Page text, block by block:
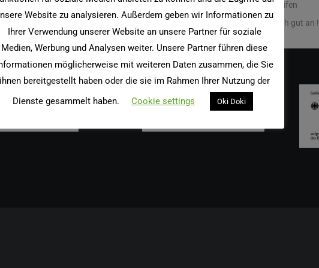
Fette Reifen
Fühlt sich gut an !
Website zu analysieren. Außerdem geben wir Informationen zu
Ihrer Verwendung unserer Website an unsere Partner für soziale
Medien, Werbung und Analysen weiter. Unsere Partner führen diese
möglicherweise mit weiteren Daten zusammen, die Sie
ihnen bereitgestellt haben oder die sie im Rahmen Ihrer Nutzung der
Dienste gesammelt haben.
Cookie settings Oki Doki